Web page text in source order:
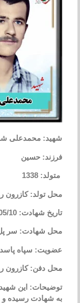
شهید: محمدعلی
فرزند: حسین
متولد: 1338
محل تولد: کازرون
تاریخ شهادت: 1360/05/10
محل شهادت: سر
عضویت: سپاه
محل دفن: کازرون
توضیحات: این
به شهادت رسیده و